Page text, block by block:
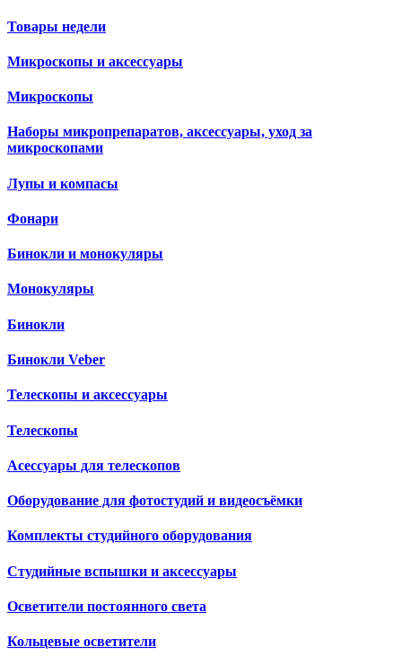
Товары недели
Микроскопы и аксессуары
Микроскопы
Наборы микропрепаратов, аксессуары, уход за
микроскопами
Лупы и компасы
Фонари
Бинокли и монокуляры
Монокуляры
Бинокли
Бинокли Veber
Телескопы и аксессуары
Телескопы
Асессуары для телескопов
Оборудование для фотостудий и видеосъёмки
Комплекты студийного оборудования
Студийные вспышки и аксессуары
Осветители постоянного света
Кольцевые осветители